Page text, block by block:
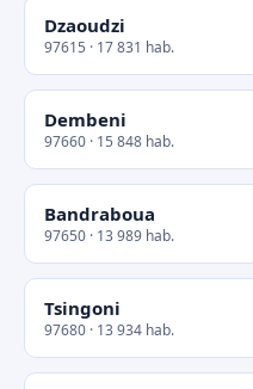
Dzaoudzi
97615 · 17 831 hab.
Dembeni
97660 · 15 848 hab.
Bandraboua
97650 · 13 989 hab.
Tsingoni
97680 · 13 934 hab.